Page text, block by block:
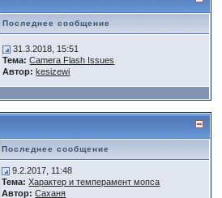
Последнее сообщение
31.3.2018, 15:51
Тема: Camera Flash Issues
Автор: kesizewi
Последнее сообщение
9.2.2017, 11:48
Тема: Характер и темперамент мопса
Автор: Саханя